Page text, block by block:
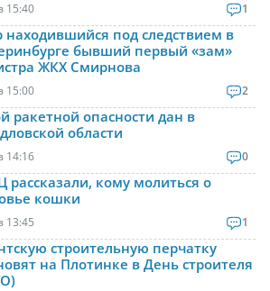
15:40 1
находившийся под следствием в
бывший первый «зам»
ЖКХ Смирнова
15:00 2
ракетной опасности дан в
области
14:16 0
рассказали, кому молиться о
кошки
13:45 1
строительную перчатку
на Плотинке в День строителя